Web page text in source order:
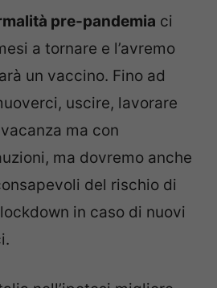
pre-pandemia ci
a tornare e l’avremo
un vaccino. Fino ad
uscire, lavorare
ma con
ma dovremo anche
del rischio di
in caso di nuovi